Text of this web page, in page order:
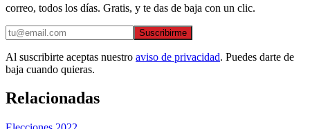
correo, todos los días. Gratis, y te das de baja con un clic.
Suscribirme
Al suscribirte aceptas nuestro aviso de privacidad. Puedes darte de
baja cuando quieras.
Relacionadas